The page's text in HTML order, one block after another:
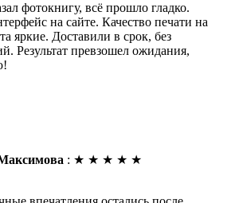
фотокнигу, всё прошло гладко.
на сайте. Качество печати на
яркие. Доставили в срок, без
Результат превзошел ожидания,
: ★ ★ ★ ★ ★